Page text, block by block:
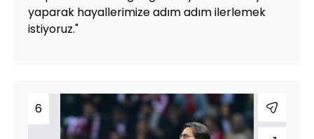
yaparak hayallerimize adım adım ilerlemek
istiyoruz."
6